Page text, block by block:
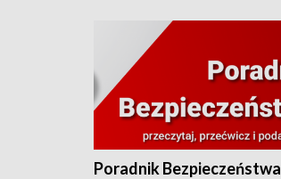
Poradnik Bezpieczeństwa